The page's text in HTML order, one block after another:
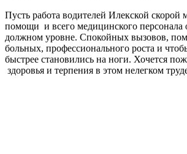
Пусть работа водителей Илекской скорой
помощи и всего медицинского персонала
должном уровне. Спокойных вызовов,
больных, профессионального роста и
быстрее становились на ноги. Хочется
здоровья и терпения в этом нелегком